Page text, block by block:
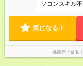
ソコンスキル
気になる！
掲載元企業名